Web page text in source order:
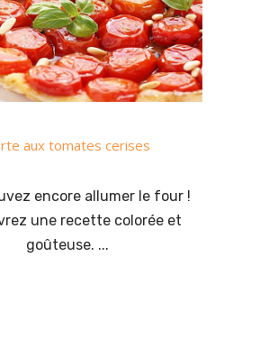
aux tomates cerises
encore allumer le four !
une recette colorée et
goûteuse. ...